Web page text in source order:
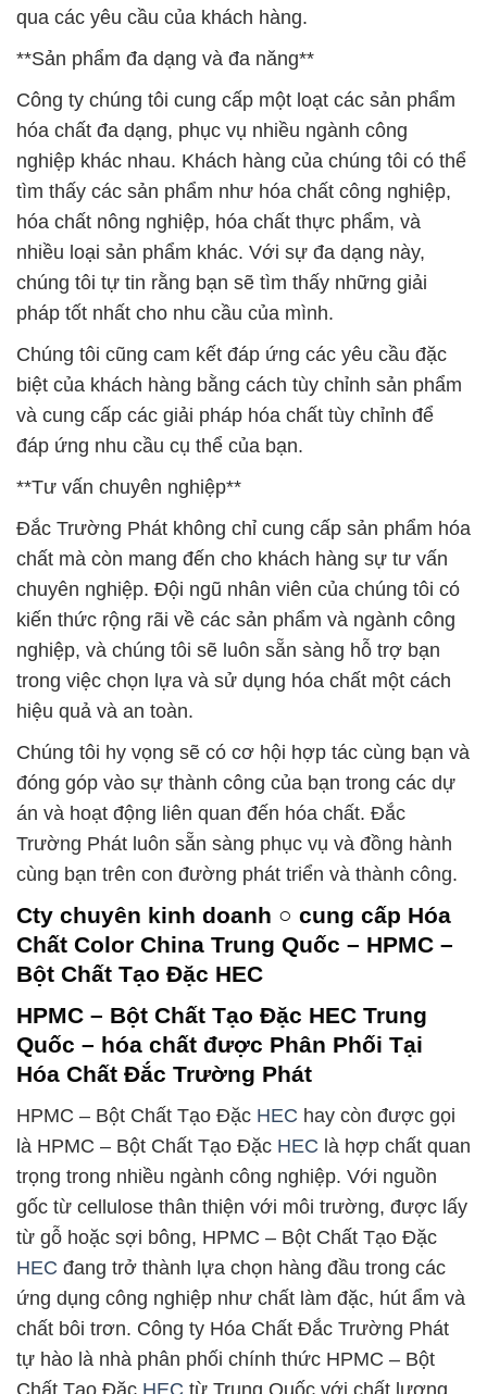
qua các yêu cầu của khách hàng.
**Sản phẩm đa dạng và đa năng**
Công ty chúng tôi cung cấp một loạt các sản phẩm
hóa chất đa dạng, phục vụ nhiều ngành công
nghiệp khác nhau. Khách hàng của chúng tôi có thể
tìm thấy các sản phẩm như hóa chất công nghiệp,
hóa chất nông nghiệp, hóa chất thực phẩm, và
nhiều loại sản phẩm khác. Với sự đa dạng này,
chúng tôi tự tin rằng bạn sẽ tìm thấy những giải
pháp tốt nhất cho nhu cầu của mình.
Chúng tôi cũng cam kết đáp ứng các yêu cầu đặc
biệt của khách hàng bằng cách tùy chỉnh sản phẩm
và cung cấp các giải pháp hóa chất tùy chỉnh để
đáp ứng nhu cầu cụ thể của bạn.
**Tư vấn chuyên nghiệp**
Đắc Trường Phát không chỉ cung cấp sản phẩm hóa
chất mà còn mang đến cho khách hàng sự tư vấn
chuyên nghiệp. Đội ngũ nhân viên của chúng tôi có
kiến thức rộng rãi về các sản phẩm và ngành công
nghiệp, và chúng tôi sẽ luôn sẵn sàng hỗ trợ bạn
trong việc chọn lựa và sử dụng hóa chất một cách
hiệu quả và an toàn.
Chúng tôi hy vọng sẽ có cơ hội hợp tác cùng bạn và
đóng góp vào sự thành công của bạn trong các dự
án và hoạt động liên quan đến hóa chất. Đắc
Trường Phát luôn sẵn sàng phục vụ và đồng hành
cùng bạn trên con đường phát triển và thành công.
Cty chuyên kinh doanh ○ cung cấp Hóa
Chất Color China Trung Quốc – HPMC –
Bột Chất Tạo Đặc HEC
HPMC – Bột Chất Tạo Đặc HEC Trung
Quốc – hóa chất được Phân Phối Tại
Hóa Chất Đắc Trường Phát
HPMC – Bột Chất Tạo Đặc HEC hay còn được gọi
là HPMC – Bột Chất Tạo Đặc HEC là hợp chất quan
trọng trong nhiều ngành công nghiệp. Với nguồn
gốc từ cellulose thân thiện với môi trường, được lấy
từ gỗ hoặc sợi bông, HPMC – Bột Chất Tạo Đặc
HEC đang trở thành lựa chọn hàng đầu trong các
ứng dụng công nghiệp như chất làm đặc, hút ẩm và
chất bôi trơn. Công ty Hóa Chất Đắc Trường Phát
tự hào là nhà phân phối chính thức HPMC – Bột
Chất Tạo Đặc HEC từ Trung Quốc với chất lượng